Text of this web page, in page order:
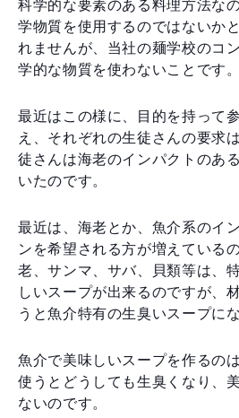
科学的な要素のある料理方法な
学物質を使用するのではないか
れませんが、当社の麺学校のコ
学的な物質を使わないことです。
最近はこの様に、目的を持って
え、それぞれの生徒さんの要求
徒さんは海老のインパクトのあ
いたのです。
最近は、海老とか、魚介系のイ
ンを希望される方が増えている
老、サンマ、サバ、貝類等は、
しいスープが出来るのですが、
うと魚介特有の生臭いスープに
魚介で美味しいスープを作るの
使うとどうしても生臭くなり、
ないのです。